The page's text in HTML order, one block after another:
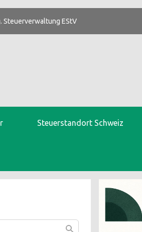
Steuerverwaltung EStV
Steuerstandort Schweiz